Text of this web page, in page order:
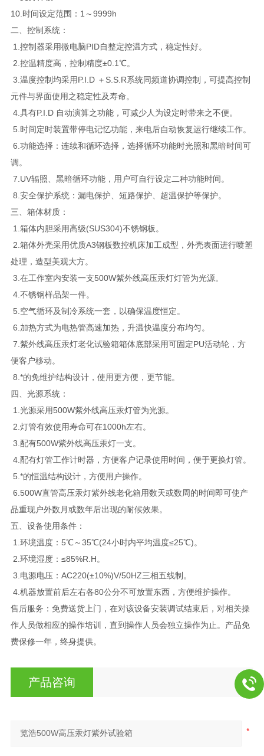
10.时间设定范围：1～9999h
二、控制系统：
1.控制器采用微电脑PID自整定控温方式，稳定性好。
2.控温精度高，控制精度±0.1℃。
3.温度控制均采用P.I.D ＋S.S.R系统同频道协调控制，可提高控制
元件与界面使用之稳定性及寿命。
4.具有P.I.D 自动演算之功能，可减少人为设定时带来之不便。
5.时间定时装置带停电记忆功能，来电后自动恢复运行继续工作。
6.功能选择：连续和循环选择，选择循环功能时光照和黑暗时间可
调。
7.UV辐照、黑暗循环功能，用户可自行设定二种功能时间。
8.安全保护系统：漏电保护、短路保护、超温保护等保护。
三、箱体材质：
1.箱体内胆采用高级(SUS304)不锈钢板。
2.箱体外壳采用优质A3钢板数控机床加工成型，外壳表面进行喷塑
处理，造型美观大方。
3.在工作室内安装一支500W紫外线高压汞灯灯管为光源。
4.不锈钢样品架一件。
5.空气循环及制冷系统一套，以确保温度恒定。
6.加热方式为电热管高速加热，升温快温度分布均匀。
7.紫外线高压汞灯老化试验箱箱体底部采用可固定PU活动轮，方
便客户移动。
8.*的免维护结构设计，使用更方便，更节能。
四、光源系统：
1.光源采用500W紫外线高压汞灯管为光源。
2.灯管有效使用寿命可在1000h左右。
3.配有500W紫外线高压汞灯一支。
4.配有灯管工作计时器，方便客户记录使用时间，便于更换灯管。
5.*的恒温结构设计，方便用户操作。
6.500W直管高压汞灯紫外线老化箱用数天或数周的时间即可使产
品重现户外数月或数年后出现的耐候效果。
五、设备使用条件：
1.环境温度：5℃～35℃(24小时内平均温度≤25℃)。
2.环境湿度：≤85%R.H。
3.电源电压：AC220(±10%)V/50HZ三相五线制。
4.机器放置前后左右各80公分不可放置东西，方便维护操作。
售后服务：免费送货上门，在对该设备安装调试结束后，对相关操
作人员做相应的操作培训，直到操作人员会独立操作为止。产品免
费保修一年，终身提供。
产品咨询